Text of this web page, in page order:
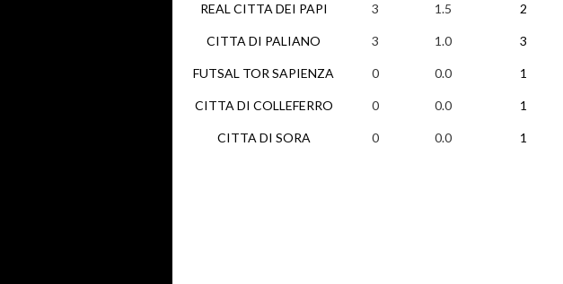
REAL CITTA DEI PAPI
CITTA DI PALIANO
FUTSAL TOR SAPIENZA
CITTA DI COLLEFERRO
CITTA DI SORA
3 1.5 2
3 1.0 3
0 0.0 1
0 0.0 1
0 0.0 1